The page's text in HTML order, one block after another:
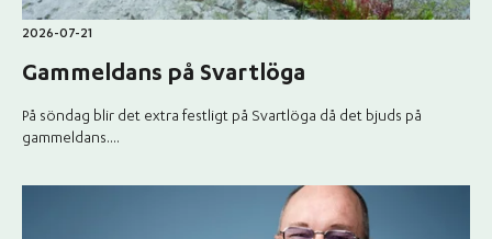
2026-07-21
Gammeldans på Svartlöga
På söndag blir det extra festligt på Svartlöga då det bjuds på
gammeldans....